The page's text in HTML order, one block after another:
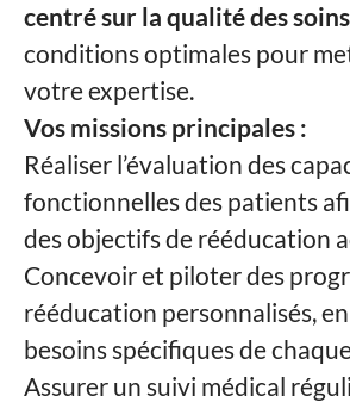
centré sur la qualité des soins
conditions optimales pour
votre expertise.
Vos missions principales :
Réaliser l’évaluation des
fonctionnelles des patients
des objectifs de rééducation
Concevoir et piloter des
rééducation personnalisés,
besoins spécifiques de
Assurer un suivi médical